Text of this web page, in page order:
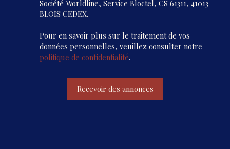
Société Worldline, Service Bloctel, CS 61311, 41013
BLOIS CEDEX.
Pour en savoir plus sur le traitement de vos
données personnelles, veuillez consulter notre
politique de confidentialité.
Recevoir des annonces